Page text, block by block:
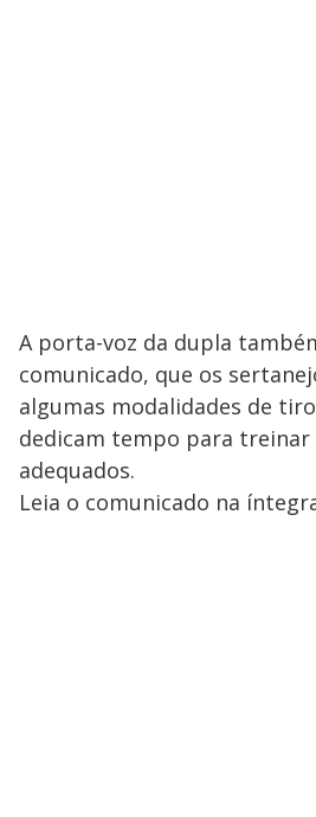
A porta-voz da dupla
comunicado, que os
algumas modalidades de
dedicam tempo para treinar
adequados.
Leia o comunicado na